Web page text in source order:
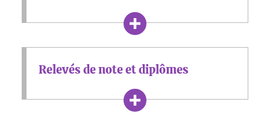
Relevés de note et diplômes